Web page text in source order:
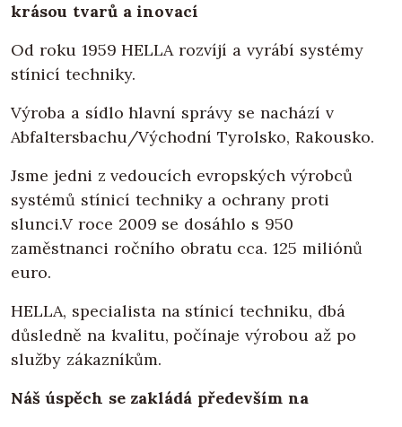
krásou tvarů a inovací
Od roku 1959 HELLA rozvíjí a vyrábí systémy
stínicí techniky.
Výroba a sídlo hlavní správy se nachází v
Abfaltersbachu/Východní Tyrolsko, Rakousko.
Jsme jedni z vedoucích evropských výrobců
systémů stínicí techniky a ochrany proti
slunci.V roce 2009 se dosáhlo s 950
zaměstnanci ročního obratu cca. 125 miliónů
euro.
HELLA, specialista na stínicí techniku, dbá
důsledně na kvalitu, počínaje výrobou až po
služby zákazníkům.
Náš úspěch se zakládá především na